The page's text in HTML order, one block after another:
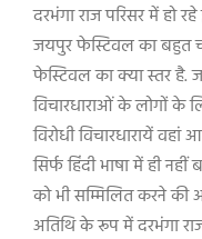
दरभंगा राज परिसर में हो
जयपुर फेस्टिवल का बहुत
फेस्टिवल का क्या स्तर
विचारधाराओं के लोगों के
विरोधी विचारधारायें
सिर्फ हिंदी भाषा में ही
को भी सम्मिलित करने
अतिथि के रूप में दरभंगा